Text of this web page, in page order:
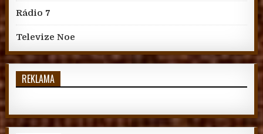
Rádio 7
Televize Noe
REKLAMA